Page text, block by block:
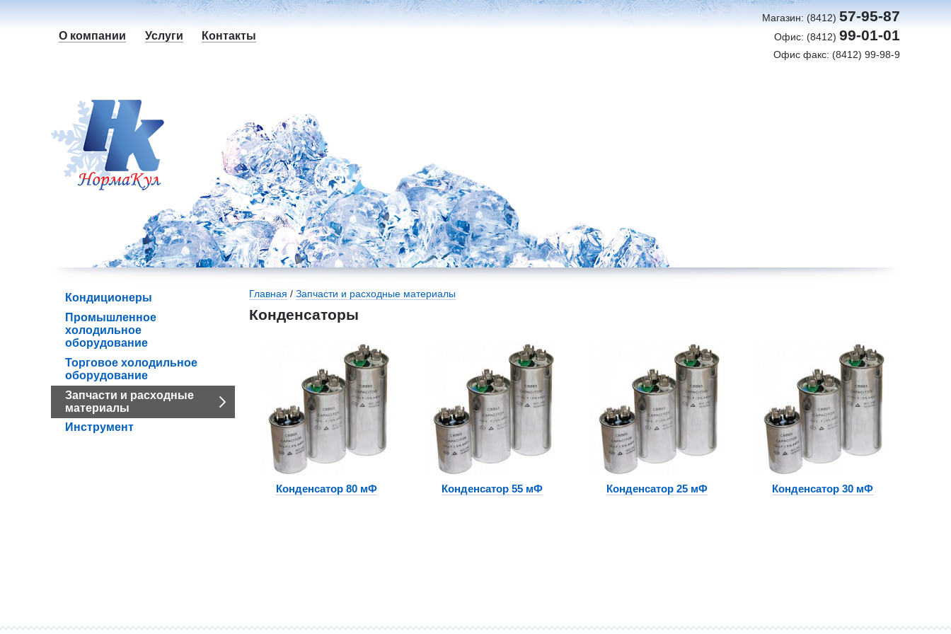
О компании Услуги Контакты
Магазин: (8412) 57-95-87
Офис: (8412) 99-01-01
Офис факс: (8412) 99-98-9
Кондиционеры
Промышленное
холодильное
оборудование
Торговое холодильное
оборудование
Запчасти и расходные
материалы
Инструмент
Вы здесь
Главная / Запчасти и расходные материалы
Конденсаторы
Конденсатор 80 мФ Конденсатор 55 мФ Конденсатор 25 мФ Конденсатор 30 мФ